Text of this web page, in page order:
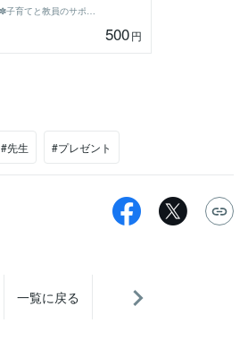
500円
#先生 #プレゼント
一覧に戻る